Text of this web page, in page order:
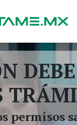
permisos